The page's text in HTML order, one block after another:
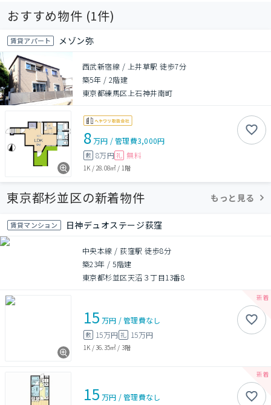
おすすめ物件 (1件)
賃貸アパート メゾン弥
西武新宿線 / 上井草駅 徒歩7分
築5年 / 2階建
東京都練馬区上石神井南町
8万円 /管理費3,000円
敷 8万円 礼 無料
1K /28.08㎡ / 1階
東京都杉並区の新着物件 もっと見る
賃貸マンション 日神デュオステージ荻窪
中央本線 / 荻窪駅 徒歩8分
築23年 /5階建
東京都杉並区天沼３丁目13番8
15 万円 /管理費なし
敷 15万円 礼 15万円
1K /36.35㎡ / 3階
15 万円 /管理費なし